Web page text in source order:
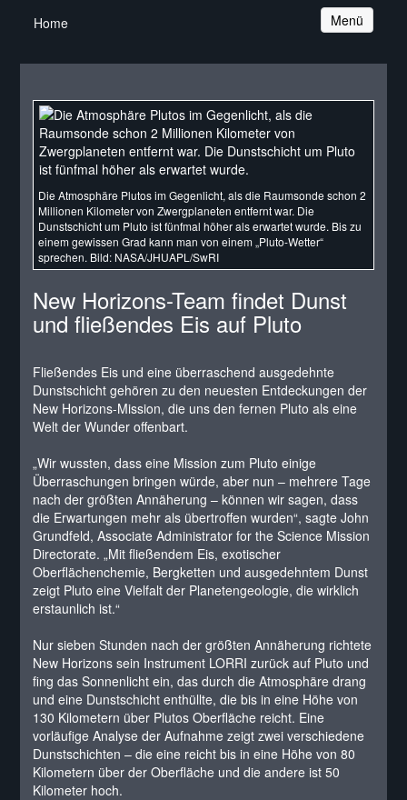
Navigation
Menü
Home
Die Atmosphäre Plutos im Gegenlicht, als die Raumsonde schon 2
Millionen Kilometer von Zwergplaneten entfernt war. Die
Dunstschicht um Pluto ist fünfmal höher als erwartet wurde. Bis zu
einem gewissen Grad kann man von einem „Pluto-Wetter“
sprechen. Bild: NASA/JHUAPL/SwRI
New Horizons-Team findet Dunst
und fließendes Eis auf Pluto
Fließendes Eis und eine überraschend ausgedehnte
Dunstschicht gehören zu den neuesten Entdeckungen der
New Horizons-Mission, die uns den fernen Pluto als eine
Welt der Wunder offenbart.
„Wir wussten, dass eine Mission zum Pluto einige
Überraschungen bringen würde, aber nun – mehrere Tage
nach der größten Annäherung – können wir sagen, dass
die Erwartungen mehr als übertroffen wurden“, sagte John
Grundfeld, Associate Administrator for the Science Mission
Directorate. „Mit fließendem Eis, exotischer
Oberflächenchemie, Bergketten und ausgedehntem Dunst
zeigt Pluto eine Vielfalt der Planetengeologie, die wirklich
erstaunlich ist.“
Nur sieben Stunden nach der größten Annäherung richtete
New Horizons sein Instrument LORRI zurück auf Pluto und
fing das Sonnenlicht ein, das durch die Atmosphäre drang
und eine Dunstschicht enthüllte, die bis in eine Höhe von
130 Kilometern über Plutos Oberfläche reicht. Eine
vorläufige Analyse der Aufnahme zeigt zwei verschiedene
Dunstschichten – die eine reicht bis in eine Höhe von 80
Kilometern über der Oberfläche und die andere ist 50
Kilometer hoch.